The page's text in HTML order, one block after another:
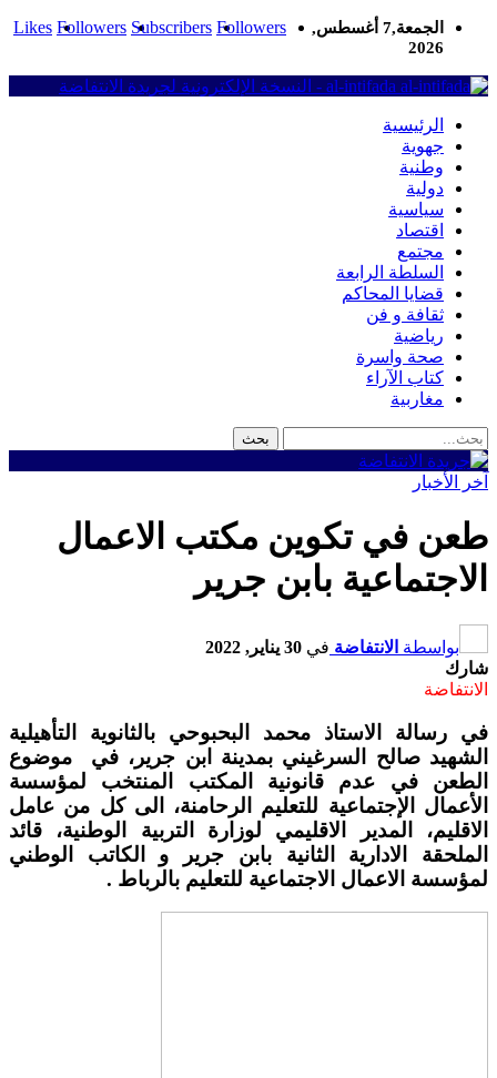
Likes Followers Subscribers Followers
الجمعة,7 أغسطس,
2026
al-intifada - النسخة الإلكترونية لجريدة الانتفاضة
الرئيسية
جهوية
وطنية
دولية
سياسية
اقتصاد
مجتمع
السلطة الرابعة
قضايا المحاكم
ثقافة و فن
رياضية
صحة واسرة
كتاب الآراء
مغاربية
آخر الأخبار
طعن في تكوين مكتب الاعمال
الاجتماعية بابن جرير
بواسطة الانتفاضة في 30 يناير, 2022
شارك
الانتفاضة
في رسالة الاستاذ محمد البحبوحي بالثانوية التأهيلية
الشهيد صالح السرغيني بمدينة ابن جرير، في موضوع
الطعن في عدم قانونية المكتب المنتخب لمؤسسة
الأعمال الإجتماعية للتعليم الرحامنة، الى كل من عامل
الاقليم، المدير الاقليمي لوزارة التربية الوطنية، قائد
الملحقة الادارية الثانية بابن جرير و الكاتب الوطني
لمؤسسة الاعمال الاجتماعية للتعليم بالرباط .